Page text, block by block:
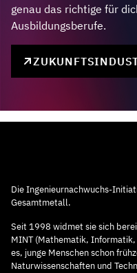
genau das richtige für
Ausbildungsberufe.
Die Ingenieurnachwuchs-
Gesamtmetall.
Seit 1998 widmet sie sich
MINT (Mathematik,
es, junge Menschen schon
Naturwissenschaften und